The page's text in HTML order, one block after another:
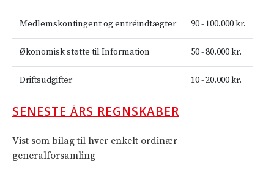
Medlemskontingent og entréindtægter 90 - 100.000 kr.
Økonomisk støtte til Information 50 - 80.000 kr.
Driftsudgifter 10 - 20.000 kr.
SENESTE ÅRS REGNSKABER
Vist som bilag til hver enkelt ordinær
generalforsamling